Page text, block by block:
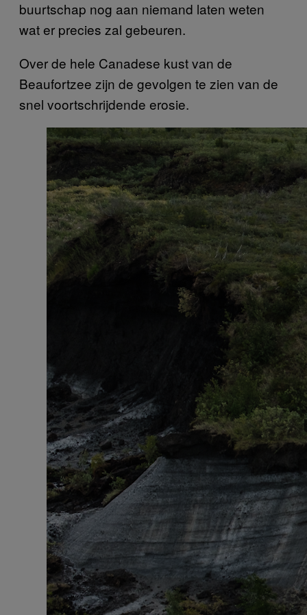
buurtschap nog aan niemand laten weten
wat er precies zal gebeuren.
Over de hele Canadese kust van de
Beaufortzee zijn de gevolgen te zien van de
snel voortschrijdende erosie.